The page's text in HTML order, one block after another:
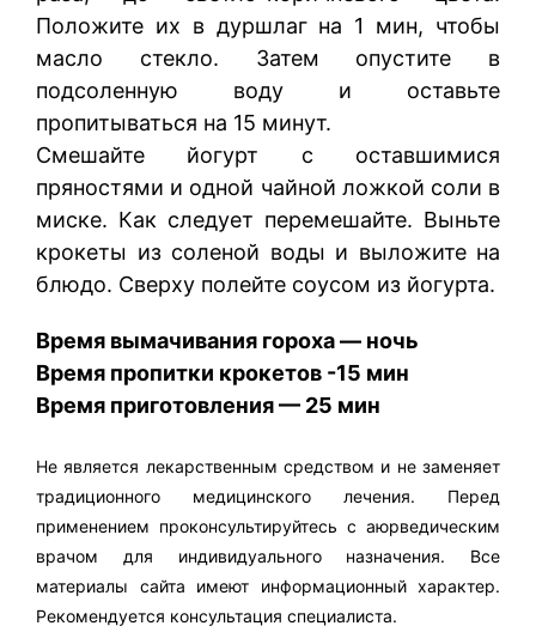
Положите их в дуршлаг на 1 мин, чтобы
масло стекло. Затем опустите в
подсоленную воду и оставьте
пропитываться на 15 минут.
Смешайте йогурт с оставшимися
пряностями и одной чайной ложкой соли в
миске. Как следует перемешайте. Выньте
крокеты из соленой воды и выложите на
блюдо. Сверху полейте соусом из йогурта.
Время вымачивания гороха — ночь
Время пропитки крокетов -15 мин
Время приготовления — 25 мин
Не является лекарственным средством и не заменяет
традиционного медицинского лечения. Перед
применением проконсультируйтесь с аюрведическим
врачом для индивидуального назначения. Все
материалы сайта имеют информационный характер.
Рекомендуется консультация специалиста.